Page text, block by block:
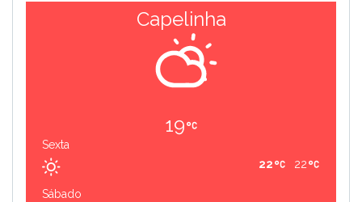
Capelinha
19
Sexta
22
22
Sábado